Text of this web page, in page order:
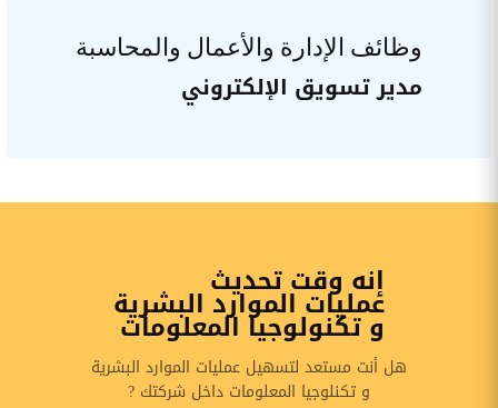
وظائف الإدارة والأعمال والمحاسبة
مدير تسويق الإلكتروني
إنه وقت تحديث
عمليات الموارد البشرية
و تكنولوجيا المعلومات
هل أنت مستعد لتسهيل عمليات الموارد البشرية
و تكنلوجيا المعلومات داخل شركتك ?